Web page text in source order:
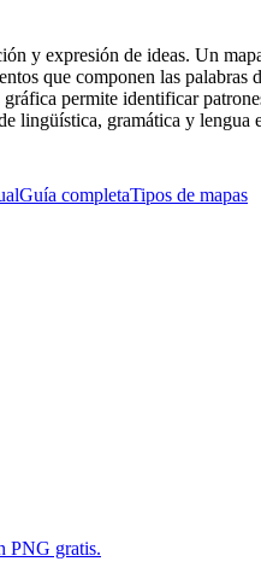
y expresión de ideas. Un
que componen las
permite identificar
lingüística, gramática y lengua
Guía completaTipos de mapas
PNG gratis.